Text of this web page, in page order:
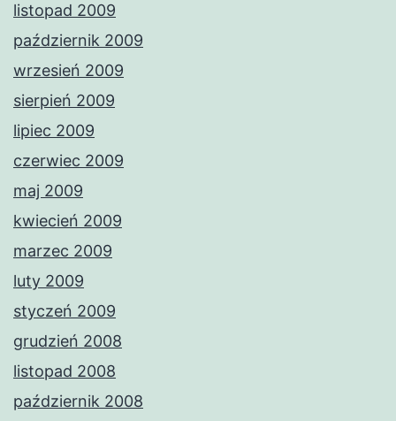
listopad 2009
październik 2009
wrzesień 2009
sierpień 2009
lipiec 2009
czerwiec 2009
maj 2009
kwiecień 2009
marzec 2009
luty 2009
styczeń 2009
grudzień 2008
listopad 2008
październik 2008